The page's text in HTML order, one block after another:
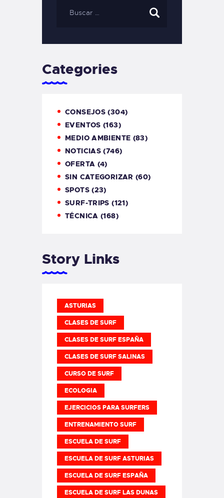
Categories
CONSEJOS (304)
EVENTOS (163)
MEDIO AMBIENTE (83)
NOTICIAS (746)
OFERTA (4)
SIN CATEGORIZAR (60)
SPOTS(23)
SURF-TRIPS (121)
TÉCNICA (168)
Story Links
ASTURIAS
CLASES DE SURF
CLASES DE SURF ESPAÑA
CLASES DE SURF SALINAS
CURSO DE SURF
ECOLOGIA
EJERCICIOS PARA SURFERS
ENTRENAMIENTO SURF
ESCUELA DE SURF
ESCUELA DE SURF ASTURIAS
ESCUELA DE SURF ESPAÑA
ESCUELA DE SURF LAS DUNAS